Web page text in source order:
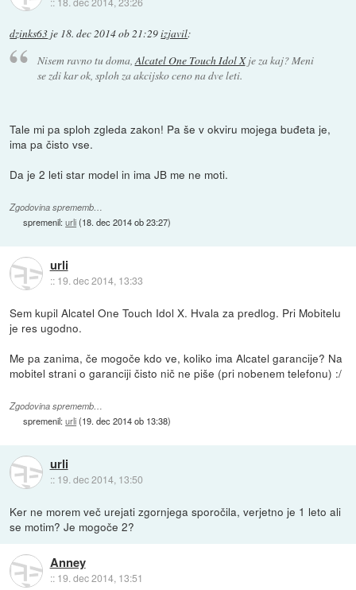
dzinks63 je 18. dec 2014 ob 21:29izjavil:
Nisem ravno tu doma,Alcatel One Touch Idol Xje za kaj? Meni
se zdi kar ok, sploh za akcijsko ceno na dve leti.
Tale mi pa sploh zgleda zakon! Pa še v okviru mojega buđeta je,
ima pa čisto vse.
Da je 2 leti star model in ima JB me ne moti.
Zgodovina sprememb…
spremenil:urli(18. dec 2014 ob 23:27)
urli
:: 19. dec 2014, 13:33
Sem kupil Alcatel One Touch Idol X. Hvala za predlog. Pri Mobitelu
je res ugodno.
Me pa zanima, če mogoče kdo ve, koliko ima Alcatel garancije? Na
mobitel strani o garanciji čisto nič ne piše (pri nobenem telefonu) :/
Zgodovina sprememb…
spremenil:urli(19. dec 2014 ob 13:38)
urli
:: 19. dec 2014, 13:50
Ker ne morem več urejati zgornjega sporočila, verjetno je 1 leto ali
se motim? Je mogoče 2?
Anney
:: 19. dec 2014, 13:51